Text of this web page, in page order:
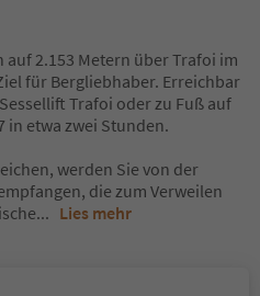
2.153 Metern über Trafoi im
für Bergliebhaber. Erreichbar
Trafoi oder zu Fuß auf
in etwa zwei Stunden.
werden Sie von der
die zum Verweilen
... Lies mehr